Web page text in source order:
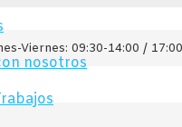
Viernes: 09:30-14:00 /
nosotros